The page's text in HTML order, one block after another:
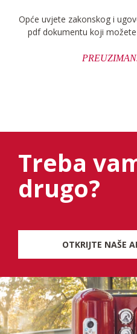
Opće uvjete zakonskog i
pdf dokumentu koji
Treba
drugo?
OTKRIJTE NAŠE